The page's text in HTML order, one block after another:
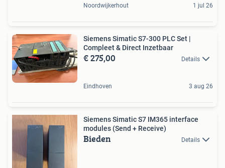
Noordwijkerhout 1 jul 26
Siemens Simatic S7-300 PLC Set |
Compleet & Direct Inzetbaar
€ 275,00 Details
Eindhoven 3 aug 26
Siemens Simatic S7 IM365 interface
modules (Send + Receive)
Bieden Details